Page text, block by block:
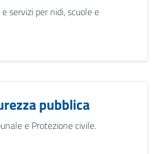
servizi per nidi, scuole e
pubblica
e Protezione civile.